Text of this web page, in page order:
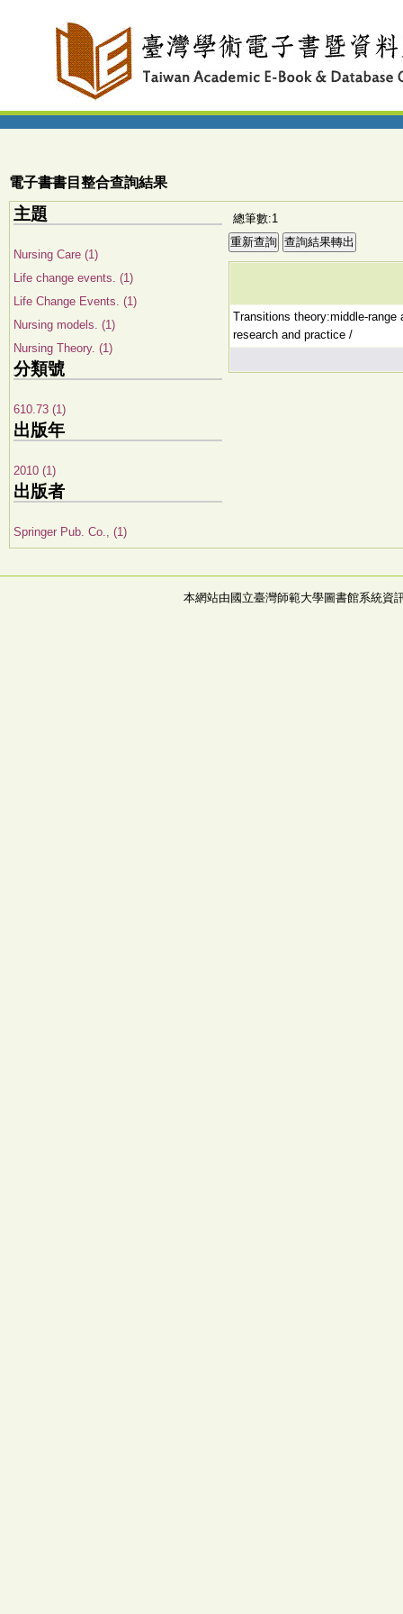
電子書書目整合查詢結果
主題
Nursing Care (1)
Life change events. (1)
Life Change Events. (1)
Nursing models. (1)
Nursing Theory. (1)
分類號
610.73 (1)
出版年
2010 (1)
出版者
Springer Pub. Co., (1)
總筆數:1
Transitions theory:middle-
research and practice /
本網站由國立臺灣師範大學圖書館系統資